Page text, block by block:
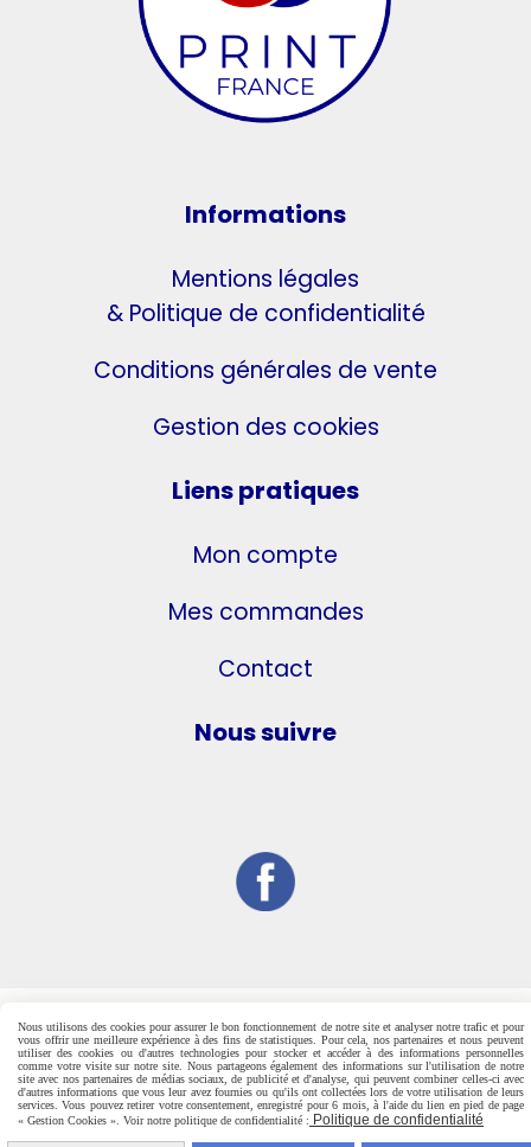
Informations
Mentions légales
& Politique de confidentialité
Conditions générales de vente
Gestion des cookies
Liens pratiques
Mon compte
Mes commandes
Contact
Nous suivre
Nous utilisons des cookies pour assurer le bon fonctionnement de notre site et analyser notre trafic et pour
vous offrir une meilleure expérience à des fins de statistiques. Pour cela, nos partenaires et nous peuvent
utiliser des cookies ou d'autres technologies pour stocker et accéder à des informations personnelles
comme votre visite sur notre site. Nous partageons également des informations sur l'utilisation de notre
site avec nos partenaires de médias sociaux, de publicité et d'analyse, qui peuvent combiner celles-ci avec
d'autres informations que vous leur avez fournies ou qu'ils ont collectées lors de votre utilisation de leurs
services. Vous pouvez retirer votre consentement, enregistré pour 6 mois, à l'aide du lien en pied de page
« Gestion Cookies ». Voir notre politique de confidentialité : Politique de confidentialité